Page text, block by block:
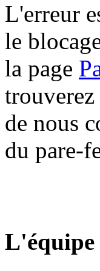
L'erreur
le
la page
de nous
du pare-
L'équipe